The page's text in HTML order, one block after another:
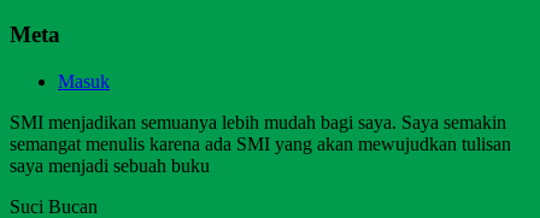
Meta
Masuk
SMI menjadikan semuanya lebih mudah bagi saya. Saya semakin
semangat menulis karena ada SMI yang akan mewujudkan tulisan
saya menjadi sebuah buku
Suci Bucan